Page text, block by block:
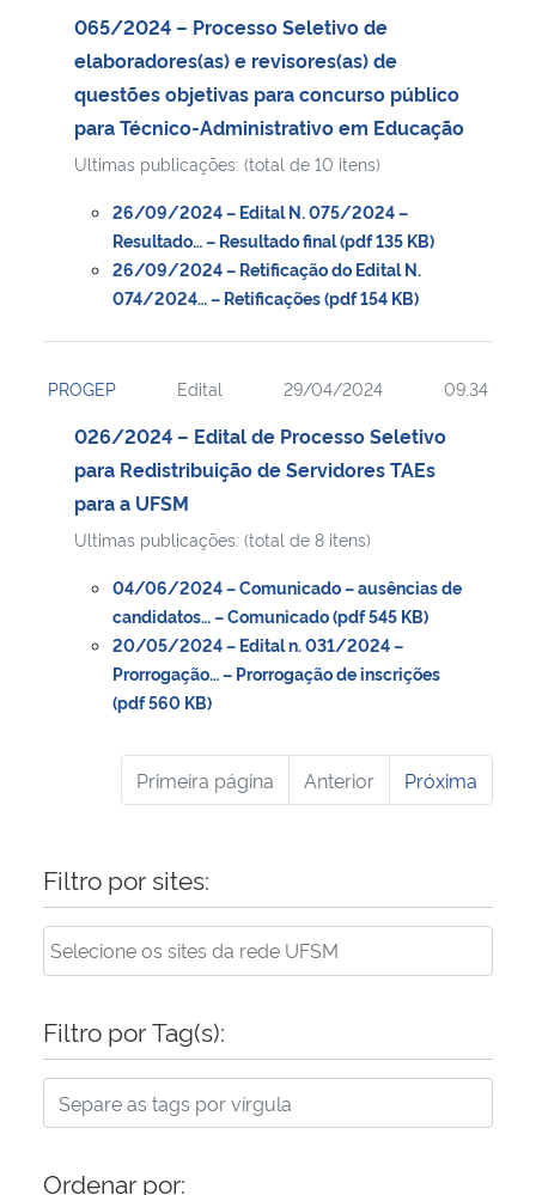
065/2024 – Processo Seletivo de
elaboradores(as) e revisores(as) de
questões objetivas para concurso público
para Técnico-Administrativo em Educação
Ultimas publicações: (total de 10 itens)
26/09/2024 – Edital N. 075/2024 –
Resultado… – Resultado final (pdf 135 KB)
26/09/2024 – Retificação do Edital N.
074/2024… – Retificações (pdf 154 KB)
PROGEP Edital 29/04/2024 09:34
026/2024 – Edital de Processo Seletivo
para Redistribuição de Servidores TAEs
para a UFSM
Ultimas publicações: (total de 8 itens)
04/06/2024 – Comunicado – ausências de
candidatos… – Comunicado (pdf 545 KB)
20/05/2024 – Edital n. 031/2024 –
Prorrogação… – Prorrogação de inscrições
(pdf 560 KB)
Primeira página Anterior Próxima
Filtro por sites:
Filtro por Tag(s):
Ordenar por: